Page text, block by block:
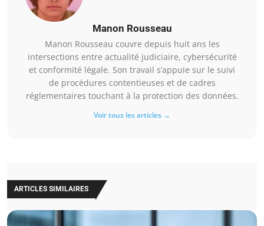
Manon Rousseau
Manon Rousseau couvre depuis huit ans les
intersections entre actualité judiciaire, cybersécurité
et conformité légale. Son travail s’appuie sur le suivi
de procédures contentieuses et de cadres
réglementaires touchant à la protection des données.
Voir tous les articles →
ARTICLES SIMILAIRES